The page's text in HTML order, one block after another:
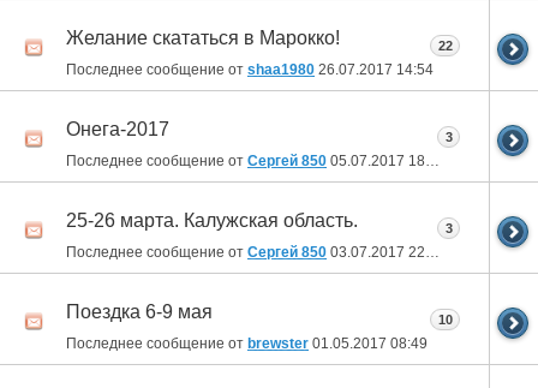
Желание скататься в Марокко!
Последнее сообщение от shaa1980 26.07.2017 14:54
22
Онега-2017
Последнее сообщение от Сергей 850 05.07.2017 18:09
3
25-26 марта. Калужская область.
Последнее сообщение от Сергей 850 03.07.2017 22:06
3
Поездка 6-9 мая
Последнее сообщение от brewster 01.05.2017 08:49
10